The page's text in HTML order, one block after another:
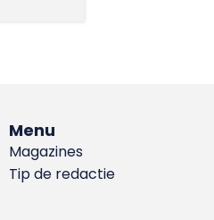
Menu
Magazines
Tip de redactie